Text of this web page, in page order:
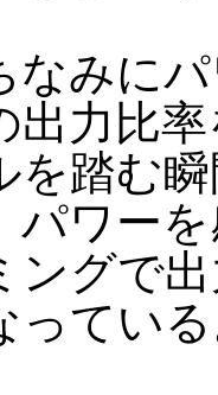
みにパ
出力比
を踏む
パワー
ングで
ってい